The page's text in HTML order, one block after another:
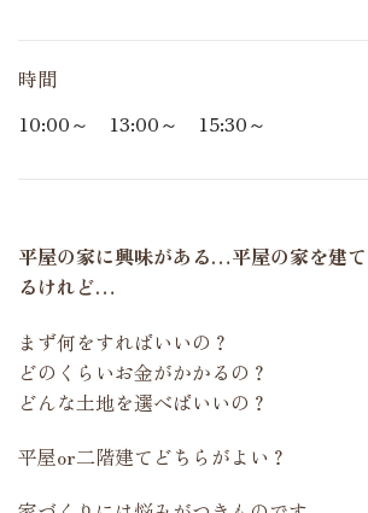
時間
10:00～ 13:00～ 15:30～
平屋の家に興味がある…平屋の家を建
るけれど…
まず何をすればいいの？
どのくらいお金がかかるの？
どんな土地を選べばいいの？
平屋or二階建てどちらがよい？